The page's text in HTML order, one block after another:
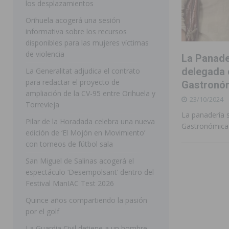
ROJALES
[ 05/08/2026 ] Bigastro celebra hoy el tercer día de
[ 05/08/2026 ] El pulso urbano de JC Reyes
[ 04/08/2026 ] Incendio de matorrales en Albatera
Los Montesinos clausura con éxito el
Programa Integra
MONTESINOS
[ 05/08/2026 ]
Orihuela ultima diferentes soluciones
[ 05/08/2026 ] Torrevieja presenta su programación
los desplazamientos
[ 05/08/2026 ]
Orihuela acogerá una sesión
La
delegada
23/10/2024
La panadería
Gastronómica
los desplazamientos
Orihuela acogerá una sesión
informativa sobre los recursos
disponibles para las mujeres víctimas
de violencia
La Generalitat adjudica el contrato
para redactar el proyecto de
ampliación de la CV-95 entre Orihuela y
Torrevieja
Pilar de la Horadada celebra una nueva
edición de ‘El Mojón en Movimiento’
con torneos de fútbol sala
San Miguel de Salinas acogerá el
espectáculo ‘Desempolsant’ dentro del
Festival ManIAC Test 2026
Quince años compartiendo la pasión
por el golf